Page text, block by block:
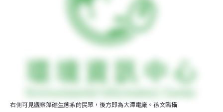
右側可見觀察藻礁生態系的民眾，後方即為大潭電廠。孫文臨攝